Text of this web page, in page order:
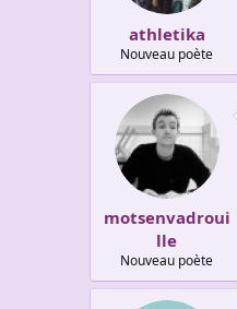
athletika
Nouveau poète
motsenvadroui
lle
Nouveau poète